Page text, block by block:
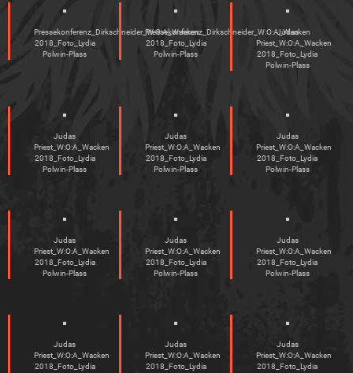
Pressekonferenz_Dirkschneider_W:O:A_Wacken
2018_Foto_Lydia
Polwin-Plass
Pressekonferenz_Dirkschneider_W:O:A_Wacken
2018_Foto_Lydia
Polwin-Plass
Judas
Priest_W:O:A_Wacken
2018_Foto_Lydia
Polwin-Plass
Judas
Priest_W:O:A_Wacken
2018_Foto_Lydia
Polwin-Plass
Judas
Priest_W:O:A_Wacken
2018_Foto_Lydia
Polwin-Plass
Judas
Priest_W:O:A_Wacken
2018_Foto_Lydia
Polwin-Plass
Judas
Priest_W:O:A_Wacken
2018_Foto_Lydia
Polwin-Plass
Judas
Priest_W:O:A_Wacken
2018_Foto_Lydia
Polwin-Plass
Judas
Priest_W:O:A_Wacken
2018_Foto_Lydia
Polwin-Plass
Judas
Priest_W:O:A_Wacken
2018_Foto_Lydia
Judas
Priest_W:O:A_Wacken
2018_Foto_Lydia
Judas
Priest_W:O:A_Wacken
2018_Foto_Lydia